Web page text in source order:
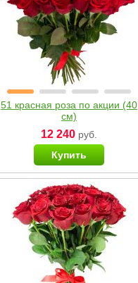
51 красная роза по акции (40
см)
12 240 руб.
Купить